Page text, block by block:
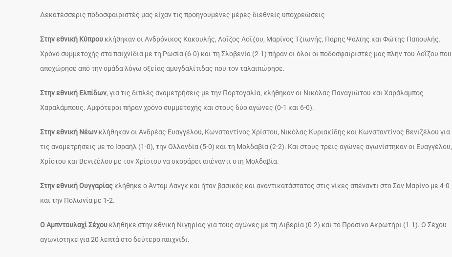
Δεκατέσσερις ποδοσφαιριστές μας είχαν τις προηγουμένες μέρες διεθνείς υποχρεώσεις
Στην εθνική Κύπρου κλήθηκαν οι Ανδρόνικος Κακουλής, Λοΐζος Λοΐζου, Μαρίνος Τζιωνής, Πάρης Ψάλτης και Φώτης Παπουλής.
Χρόνο συμμετοχής στα παιχνίδια με τη Ρωσία (6-0) και τη Σλοβενία (2-1) πήραν οι όλοι οι ποδοσφαιριστές μας πλην του Λοΐζου που
αποχώρησε από την ομάδα λόγω οξείας αμυγδαλίτιδας που τον ταλαιπώρησε.
Στην εθνική Ελπίδων, για τις διπλές αναμετρήσεις με την Πορτογαλία, κλήθηκαν οι Νικόλας Παναγιώτου και Χαράλαμπος
Χαραλάμπους. Αμφότεροι πήραν χρόνο συμμετοχής και στους δύο αγώνες (0-1 και 6-0).
Στην εθνική Νέων κλήθηκαν οι Ανδρέας Ευαγγέλου, Κωνσταντίνος Χρίστου, Νικόλας Κυριακίδης και Κωνσταντίνος Βενιζέλου για
τις αναμετρήσεις με το Ισραήλ (1-0), την Ολλανδία (5-0) και τη Μολδαβία (2-2). Και στους τρεις αγώνες αγωνίστηκαν οι Ευαγγέλου,
Χρίστου και Βενιζέλου με τον Χρίστου να σκοράρει απέναντι στη Μολδαβία.
Στην εθνική Ουγγαρίας κλήθηκε ο Άνταμ Λανγκ και ήταν βασικός και αναντικατάστατος στις νίκες απέναντι στο Σαν Μαρίνο με 4-0
και την Πολωνία με 1-2.
Ο Αμπντουλαχί Σέχου κλήθηκε στην εθνική Νιγηρίας για τους αγώνες με τη Λιβερία (0-2) και το Πράσινο Ακρωτήρι (1-1). Ο Σέχου
αγωνίστηκε για 20 λεπτά στο δεύτερο παιχνίδι.